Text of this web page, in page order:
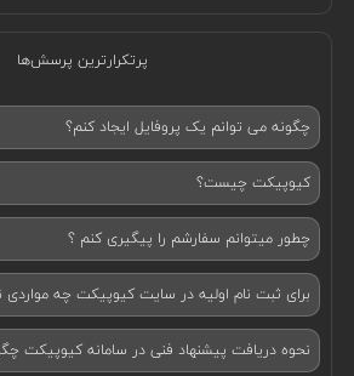
پرتکرارترین پرسش‌ها
چگونه می توانم یک پروفایل ایجاد کنم؟
کیوپیکت چیست؟
چطور میتوانم سفارشم را پیگیری کنم ؟
برای ثبت نام اولیه در سایت کیوپیکت چه مواردی
نحوه دریافت پیشنهاد فنی در سامانه کیوپیکت